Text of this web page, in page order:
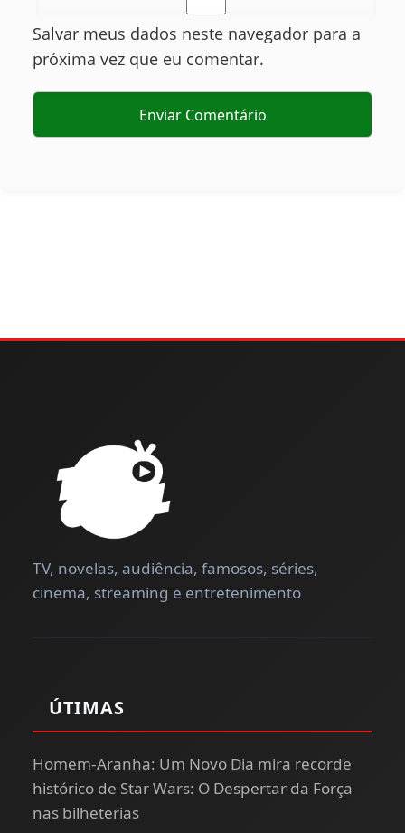
Salvar meus dados neste navegador para a
próxima vez que eu comentar.
TV, novelas, audiência, famosos, séries,
cinema, streaming e entretenimento
ÚTIMAS
Homem-Aranha: Um Novo Dia mira recorde
histórico de Star Wars: O Despertar da Força
nas bilheterias